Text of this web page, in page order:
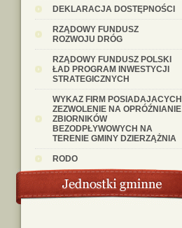
DEKLARACJA DOSTĘPNOŚCI
RZĄDOWY FUNDUSZ
ROZWOJU DRÓG
RZĄDOWY FUNDUSZ POLSKI
ŁAD PROGRAM INWESTYCJI
STRATEGICZNYCH
WYKAZ FIRM POSIADAJACYCH
ZEZWOLENIE NA OPRÓŹNIANIE
ZBIORNIKÓW
BEZODPŁYWOWYCH NA
TERENIE GMINY DZIERZĄŻNIA
RODO